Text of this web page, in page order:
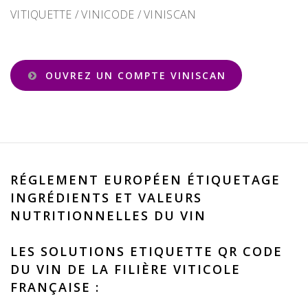
VITIQUETTE / VINICODE / VINISCAN
OUVREZ UN COMPTE VINISCAN
RÉGLEMENT EUROPÉEN ÉTIQUETAGE
INGRÉDIENTS ET VALEURS
NUTRITIONNELLES DU VIN
LES SOLUTIONS ETIQUETTE QR CODE
DU VIN DE LA FILIÈRE VITICOLE
FRANÇAISE :